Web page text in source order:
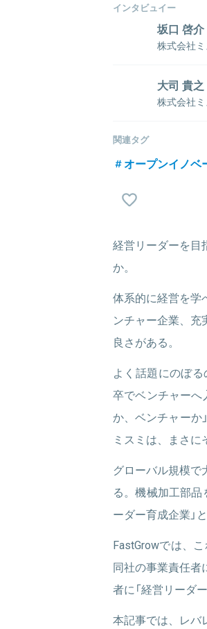
インタビュイー
坂口 啓介
株式会社
2006年、日本航空
改善を経験。2010
年商200 億円と会社
ペレーション構築
関連情報をみる
大司 貴之
株式会社
2011年、大学院工学
2018年に日本へ帰
関連タグ
オープンイノベ
経営リーダーを目
か。
体系的に経営を学
ンチャー企業、
良さがある。
よく話題にのぼ
卒でベンチャーへ
か、ベンチャーか
ミスミは、まさに
グローバル規模
る。機械加工部品
ーダー育成企業」
FastGrowでは、
同社の事業責任者
者に「経営リーダ
本記事では、レバ